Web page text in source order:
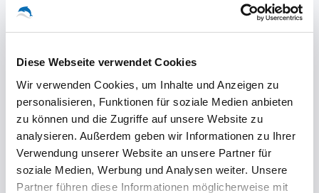
Diese Webseite verwendet Cookies
Wir verwenden Cookies, um Inhalte und Anzeigen zu
personalisieren, Funktionen für soziale Medien anbieten
zu können und die Zugriffe auf unsere Website zu
analysieren. Außerdem geben wir Informationen zu Ihrer
Verwendung unserer Website an unsere Partner für
soziale Medien, Werbung und Analysen weiter. Unsere
Partner führen diese Informationen möglicherweise mit
By submiting the form, you accept our